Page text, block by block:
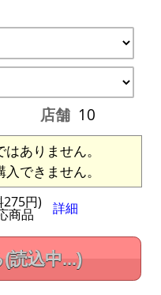
店舗 10
ありません。
できません。
275円)
商品 詳細
(読込中...)